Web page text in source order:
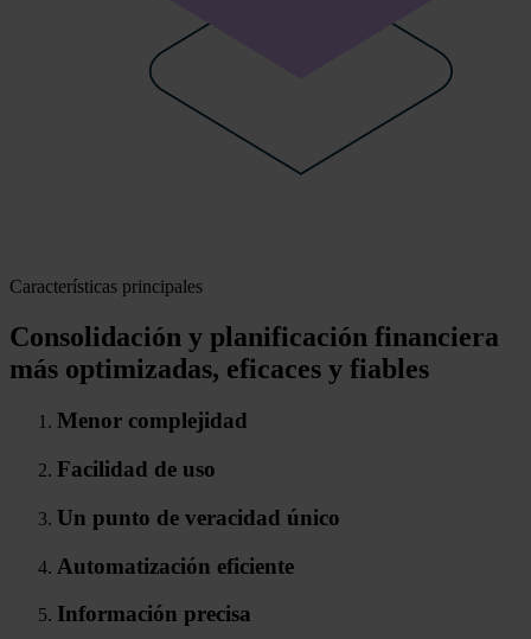
Características principales
Consolidación y planificación financiera
más optimizadas, eficaces y fiables
Menor complejidad
Facilidad de uso
Un punto de veracidad único
Automatización eficiente
Información precisa